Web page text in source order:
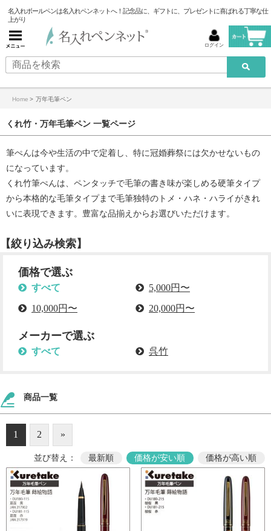
名入れボールペンは名入れペンネットへ！記念品に、ギフトに、プレゼントに喜ばれる丁寧な仕
上がり
ログイン
Home > 万年毛筆ペン
くれ竹・万年毛筆ペン 一覧ページ
筆ぺんは今や生活の中で定着し、特に冠婚葬祭には欠かせないもの
になっています。
くれ竹筆ぺんは、ペンタッチで毛筆の書き味が楽しめる硬筆タイプ
から本格的な毛筆タイプまで毛筆独特のトメ・ハネ・ハライがきれ
いに表現できます。豊富な品揃えからお選びいただけます。
【絞り込み検索】
価格で選ぶ
すべて
5,000円〜
10,000円〜
20,000円〜
メーカーで選ぶ
すべて 呉竹
商品一覧
1 2 »
並び替え： 最新順 価格が安い順 価格が高い順